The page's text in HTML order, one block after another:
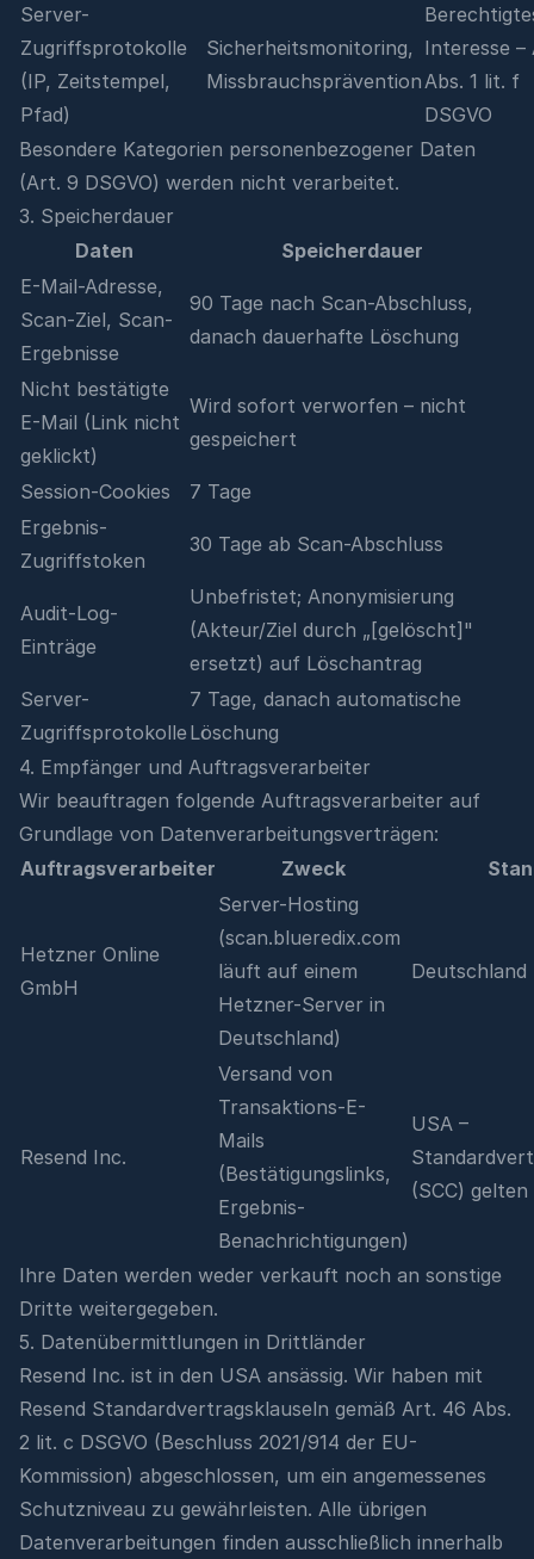
Server-
Zugriffsprotokolle
(IP, Zeitstempel,
Pfad)
Sicherheitsmonitoring,
Missbrauchsprävention
Interesse –
Abs. 1 lit. f
DSGVO
Besondere Kategorien personenbezogener Daten
(Art. 9 DSGVO) werden nicht verarbeitet.
3. Speicherdauer
Daten
Speicherdauer
E-Mail-Adresse,
Scan-Ziel, Scan-
Ergebnisse
90 Tage nach Scan-Abschluss,
danach dauerhafte Löschung
Nicht bestätigte
E-Mail (Link nicht
geklickt)
Wird sofort verworfen – nicht
gespeichert
Session-Cookies
7 Tage
Ergebnis-
Zugriffstoken
30 Tage ab Scan-Abschluss
Audit-Log-
Einträge
Unbefristet; Anonymisierung
(Akteur/Ziel durch „[gelöscht]"
ersetzt) auf Löschantrag
Server-
Zugriffsprotokolle
7 Tage, danach automatische
Löschung
4. Empfänger und Auftragsverarbeiter
Wir beauftragen folgende Auftragsverarbeiter auf
Grundlage von Datenverarbeitungsverträgen:
Auftragsverarbeiter
Zweck
Hetzner Online
GmbH
Server-Hosting
(scan.blueredix.com
läuft auf einem
Hetzner-Server in
Deutschland)
Deutschland
Resend Inc.
Versand von
Transaktions-E-
Mails
(Bestätigungslinks,
Ergebnis-
Benachrichtigungen)
USA –
(SCC) gelten
Ihre Daten werden weder verkauft noch an sonstige
Dritte weitergegeben.
5. Datenübermittlungen in Drittländer
Resend Inc. ist in den USA ansässig. Wir haben mit
Resend Standardvertragsklauseln gemäß Art. 46 Abs.
2 lit. c DSGVO (Beschluss 2021/914 der EU-
Kommission) abgeschlossen, um ein angemessenes
Schutzniveau zu gewährleisten. Alle übrigen
Datenverarbeitungen finden ausschließlich innerhalb